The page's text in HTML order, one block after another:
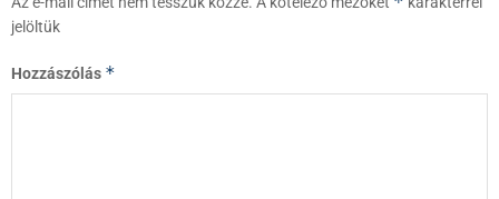
jelöltük
Hozzászólás *